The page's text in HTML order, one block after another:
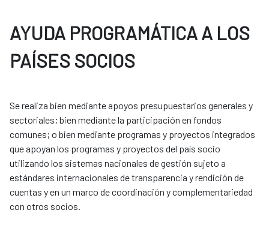
AYUDA PROGRAMÁTICA A LOS
PAÍSES SOCIOS
Se realiza bien mediante apoyos presupuestarios generales y
sectoriales; bien mediante la participación en fondos
comunes; o bien mediante programas y proyectos integrados
que apoyan los programas y proyectos del país socio
utilizando los sistemas nacionales de gestión sujeto a
estándares internacionales de transparencia y rendición de
cuentas y en un marco de coordinación y complementariedad
con otros socios.